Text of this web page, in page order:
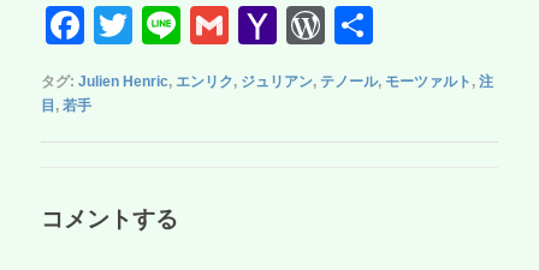
F
c
e
o
T
er
Li
e
G
ail
Y
h
o
W
d
Pr
タグ: Julien Henric, エンリク, ジュリアン, テノール, モーツァルト , 注
目 , 若手
コメントする